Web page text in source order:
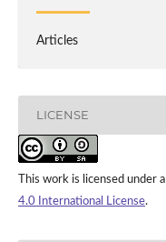
Articles
LICENSE
This work is licensed under a
4.0 International License.